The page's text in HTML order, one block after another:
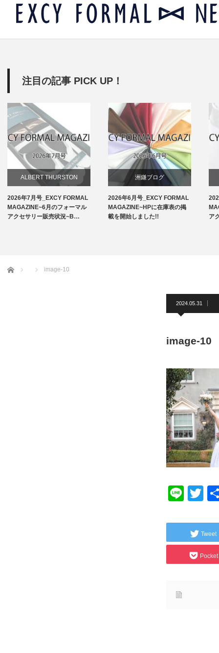
注目の記事 PICK UP！
ALBERT THURSTON
お知らせ
2026年7月号_EXCY FORMAL
MAGAZINE~6月のフォーマル
アクセサリー販売状況~B…
洲鎌ブログ
2026年6月号_EXCY FORMAL
MAGAZINE~HPに在庫表の掲
載を開始しました!!
ア
ホーム image-10
2024.05.31
image-10
Line
Tweet
Pocket